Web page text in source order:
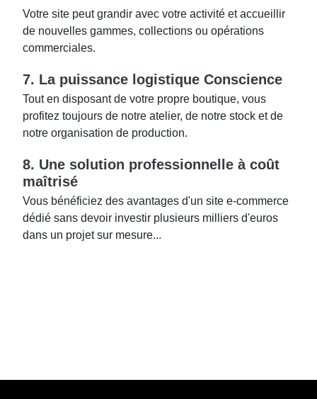
Votre site peut grandir avec votre activité et accueillir
de nouvelles gammes, collections ou opérations
commerciales.
7. La puissance logistique Conscience
Tout en disposant de votre propre boutique, vous
profitez toujours de notre atelier, de notre stock et de
notre organisation de production.
8. Une solution professionnelle à coût
maîtrisé
Vous bénéficiez des avantages d'un site e-commerce
dédié sans devoir investir plusieurs milliers d'euros
dans un projet sur mesure...